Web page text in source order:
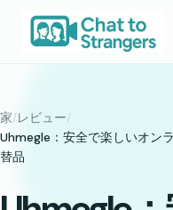
キ
ッ
プ
家/レビュー/
Uhmegle：安全で楽しいオン
替品